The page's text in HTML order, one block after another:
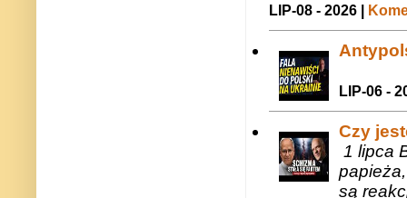
LIP-08 - 2026 |
LIP-06 -
Czy
1 lipca
są